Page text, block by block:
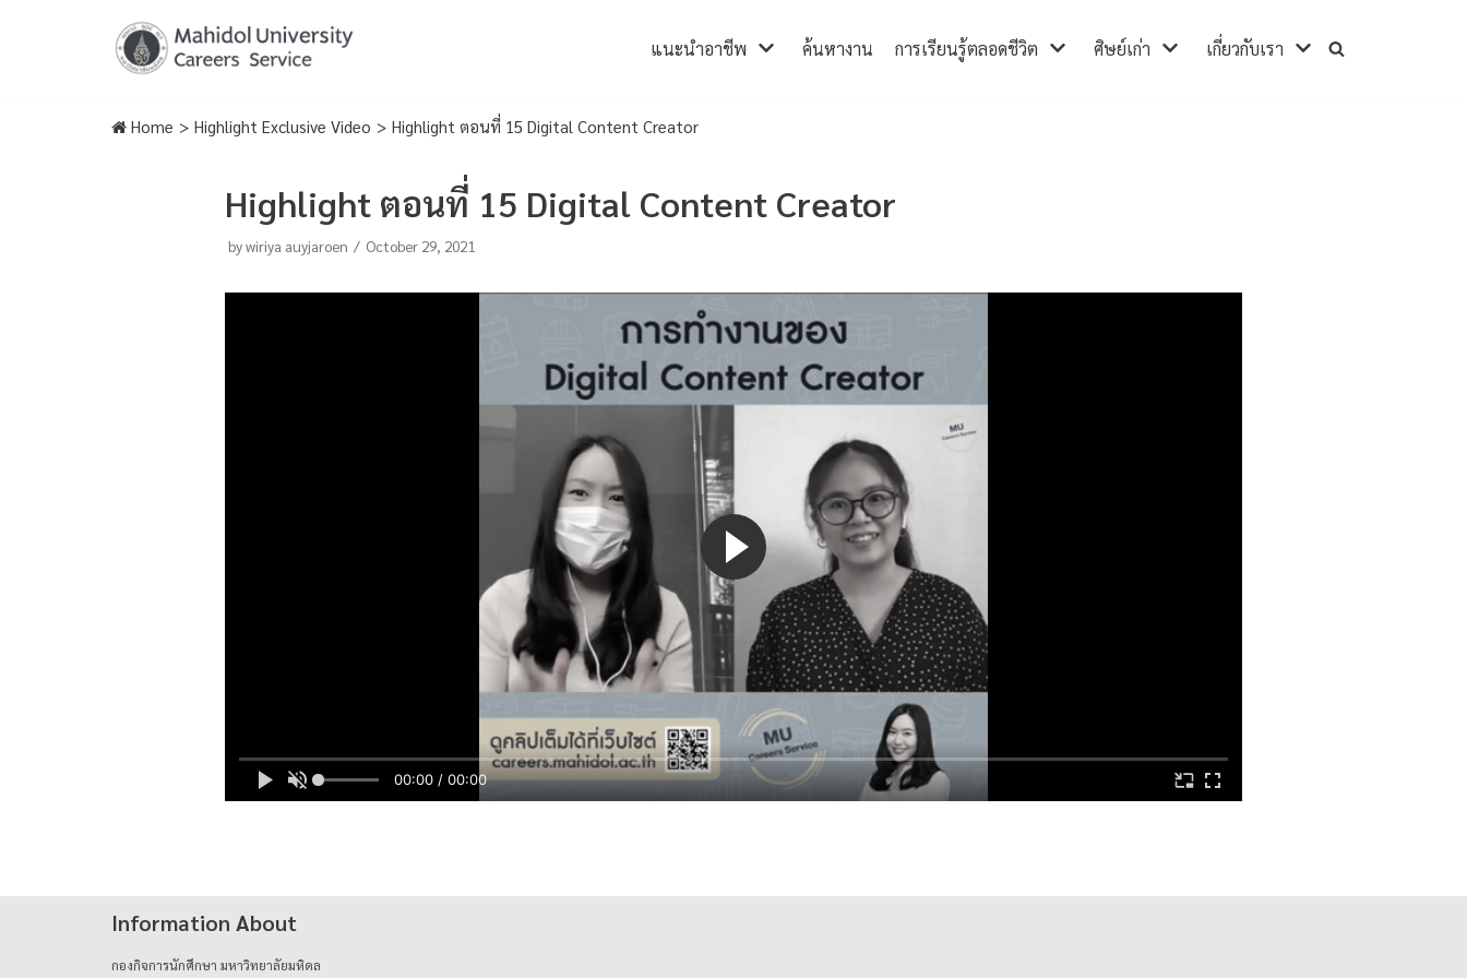
แนะนำอาชีพ ค้นหางาน การเรียนรู้ตลอดชีวิต ศิษย์เก่า เกี่ยวกับเรา
Home > Highlight Exclusive Video > Highlight ตอนที่ 15 Digital Content Creator
Highlight ตอนที่ 15 Digital Content Creator
bywiriya auyjaroen October 29, 2021
00:00 / 00:00
Information About
กองกิจการนักศึกษา มหาวิทยาลัยมหิดล